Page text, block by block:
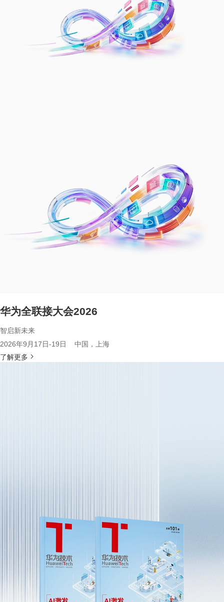
华为全联接大会2026
智启新未来
2026年9月17日-19日 中国，上海
了解更多